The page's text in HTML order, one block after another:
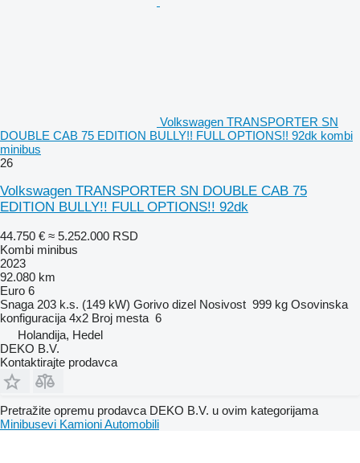
Volkswagen TRANSPORTER SN
DOUBLE CAB 75 EDITION BULLY!! FULL OPTIONS!! 92dk kombi
minibus
26
Volkswagen TRANSPORTER SN DOUBLE CAB 75
EDITION BULLY!! FULL OPTIONS!! 92dk
44.750 € ≈ 5.252.000 RSD
Kombi minibus
2023
92.080 km
Euro 6
Snaga 203 k.s. (149 kW) Gorivo dizel Nosivost 999 kg Osovinska
konfiguracija 4x2 Broj mesta 6
Holandija, Hedel
DEKO B.V.
Kontaktirajte prodavca
Pretražite opremu prodavca DEKO B.V. u ovim kategorijama
Minibusevi KamioniAutomobili